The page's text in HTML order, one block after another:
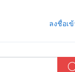
ลงชื่อเ